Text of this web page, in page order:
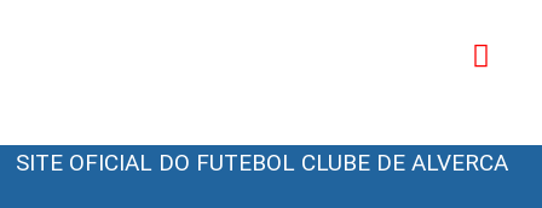
conteúdo
SITE OFICIAL DO FUTEBOL CLUBE DE ALVERCA